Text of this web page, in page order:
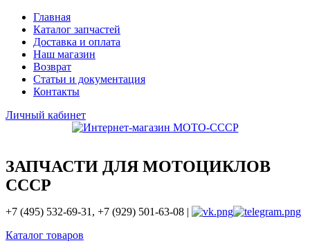
Главная
Каталог запчастей
Доставка и оплата
Наш магазин
Возврат
Статьи и документация
Контакты
Личный кабинет
ЗАПЧАСТИ ДЛЯ МОТОЦИКЛОВ
СССР
+7 (495) 532-69-31, +7 (929) 501-63-08 |
Каталог товаров